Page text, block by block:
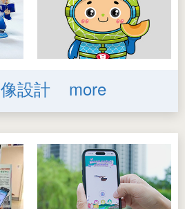
設計 more